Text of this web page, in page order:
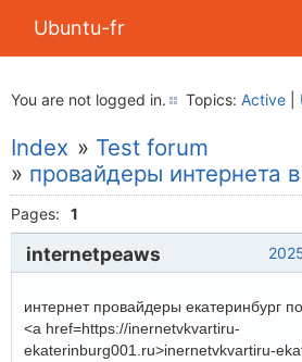
Ubuntu-fr
You are not logged in. Topics: Active
Index » Test forum
» провайдеры интернета
Pages: 1
internetpeaws
интернет провайдеры екатеринбург
<a href=https://inernetvkvartiru-
ekaterinburg001.ru>inernetvkvartiru-